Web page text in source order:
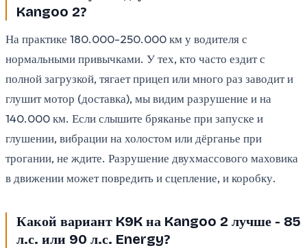
Kangoo 2?
На практике 180.000-250.000 км у водителя с
нормальными привычками. У тех, кто часто ездит с
полной загрузкой, тягает прицеп или много раз заводит и
глушит мотор (доставка), мы видим разрушение и на
140.000 км. Если слышите бряканье при запуске и
глушении, вибрации на холостом или дёрганье при
трогании, не ждите. Разрушение двухмассового маховика
в движении может повредить и сцепление, и коробку.
Какой вариант K9K на Kangoo 2 лучше - 85
л.с. или 90 л.с. Energy?